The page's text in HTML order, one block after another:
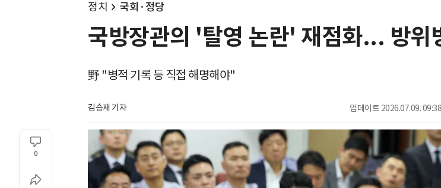
정치 국회·정당
국방장관의 '탈영 논란' 재점화... 방위
野 "병적 기록 등 직접 해명해야"
김승재 기자 업데이트 2026.07.09. 09:38
0